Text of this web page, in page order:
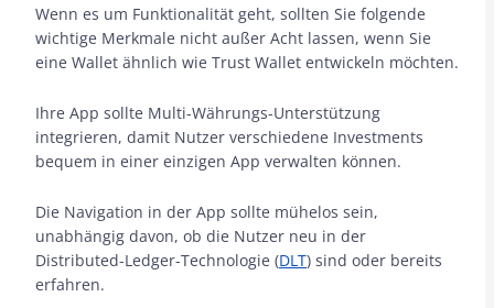
Wenn es um Funktionalität geht, sollten Sie folgende
wichtige Merkmale nicht außer Acht lassen, wenn Sie
eine Wallet ähnlich wie Trust Wallet entwickeln möchten.
Ihre App sollte Multi-Währungs-Unterstützung
integrieren, damit Nutzer verschiedene Investments
bequem in einer einzigen App verwalten können.
Die Navigation in der App sollte mühelos sein,
unabhängig davon, ob die Nutzer neu in der
Distributed-Ledger-Technologie (DLT) sind oder bereits
erfahren.